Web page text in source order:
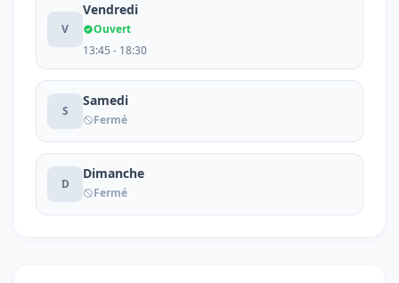
V
Vendredi
Ouvert
13:45 - 18:30
S
Samedi
Fermé
D
Dimanche
Fermé